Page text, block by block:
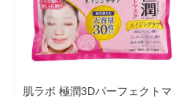
肌ラボ 極潤3Dパーフェクトマ